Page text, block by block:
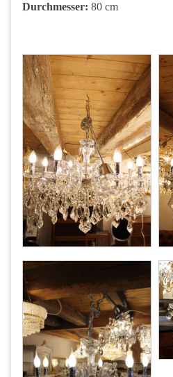
Durchmesser: 80 cm